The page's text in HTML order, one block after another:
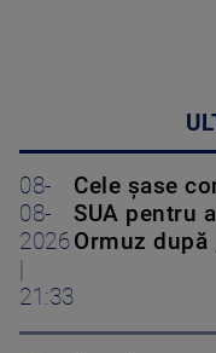
08-
08-
2026
21:33
Cele șase
SUA pentru
Ormuz după